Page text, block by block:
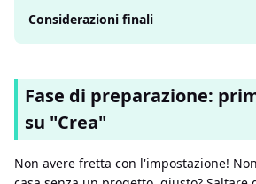
Considerazioni finali
Fase di preparazione:
su "Crea"
Non avere fretta con l'impostazione!